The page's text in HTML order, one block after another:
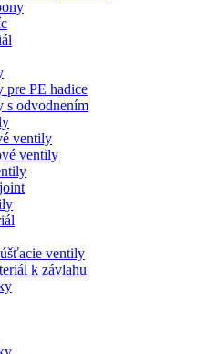
PE hadice
odvodnením
ventily
ventily
ventily
k závlahu